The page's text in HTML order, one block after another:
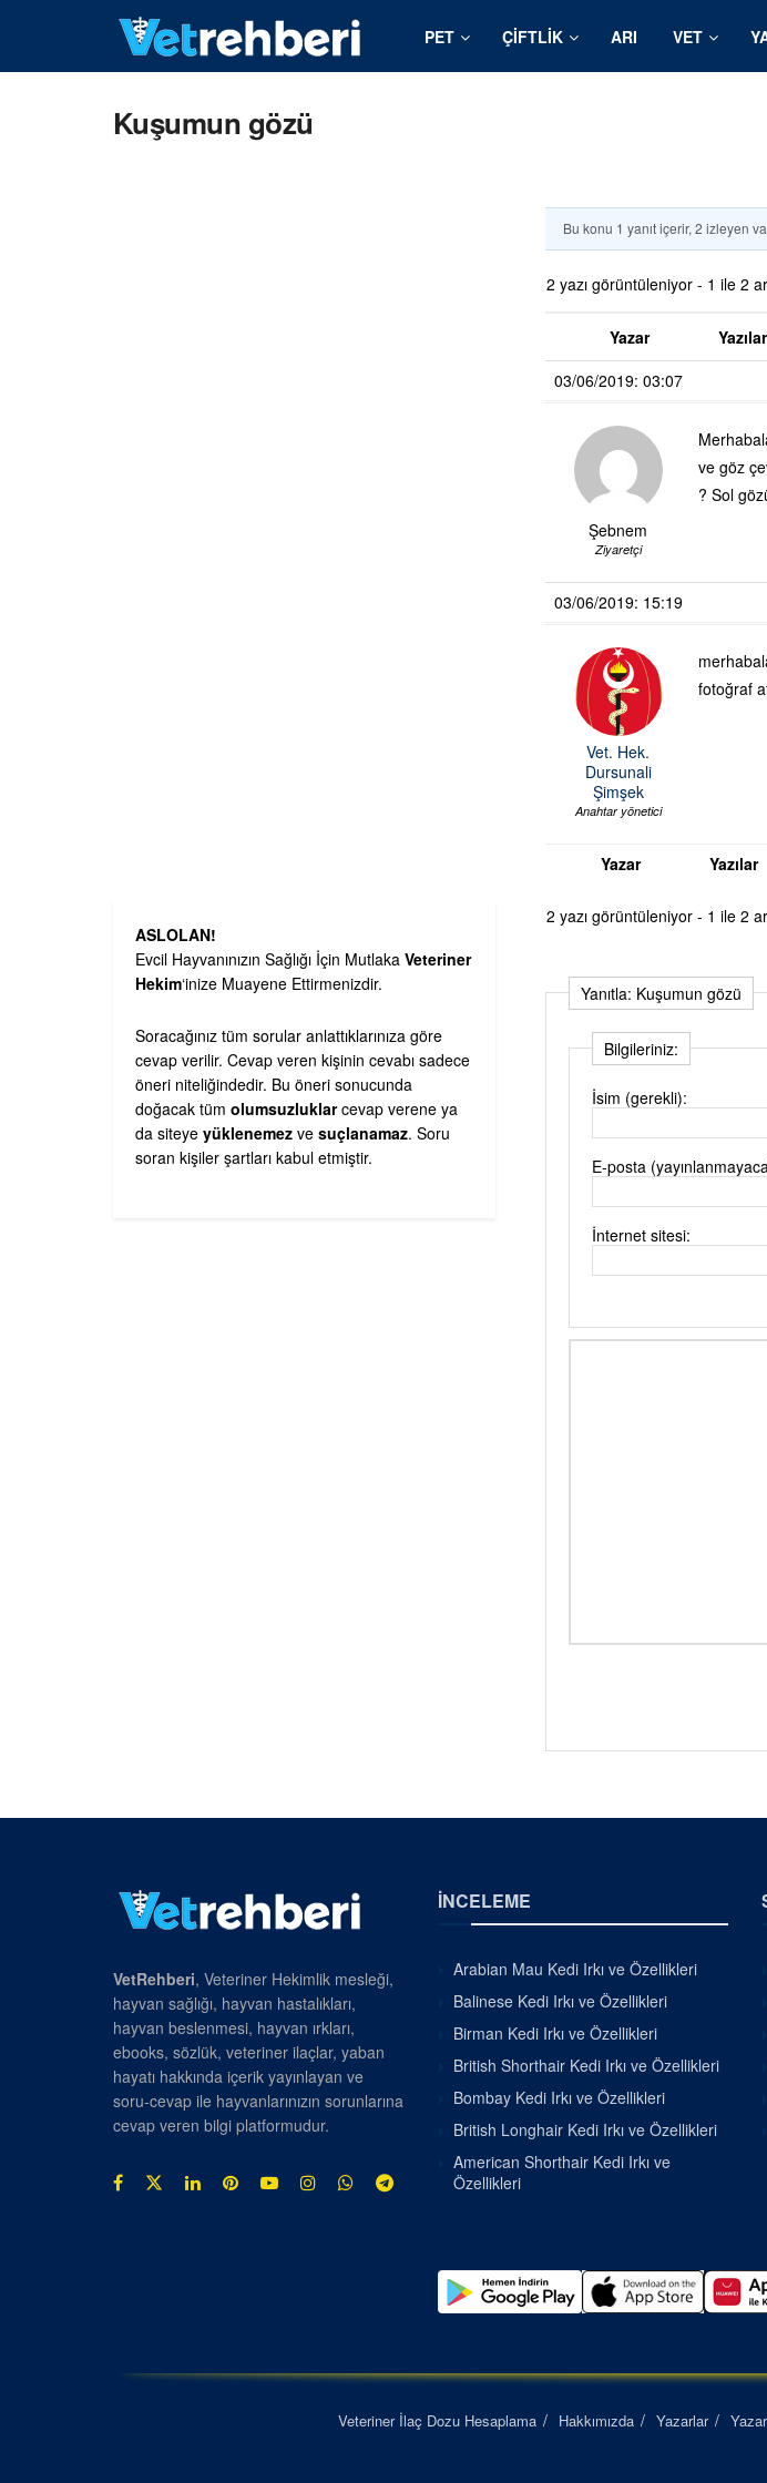
PET ÇIFTLIK ARI VET
Kuşumun gözü
Bu konu 1 yanıt içerir, 2 izleyen
2 yazı görüntüleniyor - 1 ile 2
Yazar
Yazılar
03/06/2019: 03:07
Şebnem
Ziyaretçi
ve göz
? Sol
03/06/2019: 15:19
Vet. Hek.
Dursunali
Şimşek
Anahtar yönetici
fotoğraf
Yazar Yazılar
2 yazı görüntüleniyor - 1 ile 2
Yanıtla: Kuşumun gözü
Bilgileriniz:
İsim (gerekli):
E-posta
İnternet sitesi:
ASLOLAN!
Evcil Hayvanınızın Sağlığı İçin Mutlaka Veteriner
Hekim‘inize Muayene Ettirmenizdir.
Soracağınız tüm sorular anlattıklarınıza göre
cevap verilir. Cevap veren kişinin cevabı sadece
öneri niteliğindedir. Bu öneri sonucunda
doğacak tüm olumsuzluklarcevap verene ya
da siteye yüklenemez ve suçlanamaz. Soru
soran kişiler şartları kabul etmiştir.
VetRehberi, Veteriner Hekimlik mesleği,
hayvan sağlığı, hayvan hastalıkları,
hayvan beslenmesi, hayvan ırkları,
ebooks, sözlük, veteriner ilaçlar, yaban
hayatı hakkında içerik yayınlayan ve
soru-cevap ile hayvanlarınızın sorunlarına
cevap veren bilgi platformudur.
İNCELEME
Arabian Mau Kedi Irkı ve Özellikleri
Balinese Kedi Irkı ve Özellikleri
Birman Kedi Irkı ve Özellikleri
British Shorthair Kedi Irkı ve Özellikleri
Bombay Kedi Irkı ve Özellikleri
British Longhair Kedi Irkı ve Özellikleri
American Shorthair Kedi Irkı ve
Özellikleri
Veteriner İlaç Dozu Hesaplama Hakkımızda Yazarlar